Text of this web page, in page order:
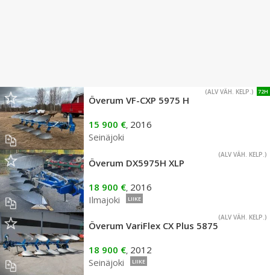
72H
(ALV VÄH. KELP.)
Överum VF-CXP 5975 H
15 900 €, 2016
Seinäjoki
(ALV VÄH. KELP.)
Överum DX5975H XLP
18 900 €, 2016
Ilmajoki
LIIKE
(ALV VÄH. KELP.)
Överum VariFlex CX Plus 5875
18 900 €, 2012
Seinäjoki
LIIKE